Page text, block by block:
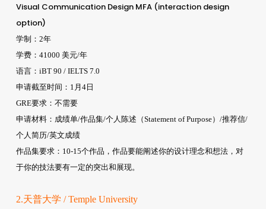
Visual Communication Design MFA (interaction design
option)
学制：2年
学费：41000 美元/年
语言：iBT 90 / IELTS 7.0
申请截至时间：1月4日
GRE要求：不需要
申请材料：成绩单/作品集/个人陈述（Statement of Purpose）/推荐信/
个人简历/英文成绩
作品集要求：10-15个作品，作品要能阐述你的设计理念和想法，对
于你的技法要有一定的突出和展现。
2.天普大学 / Temple University